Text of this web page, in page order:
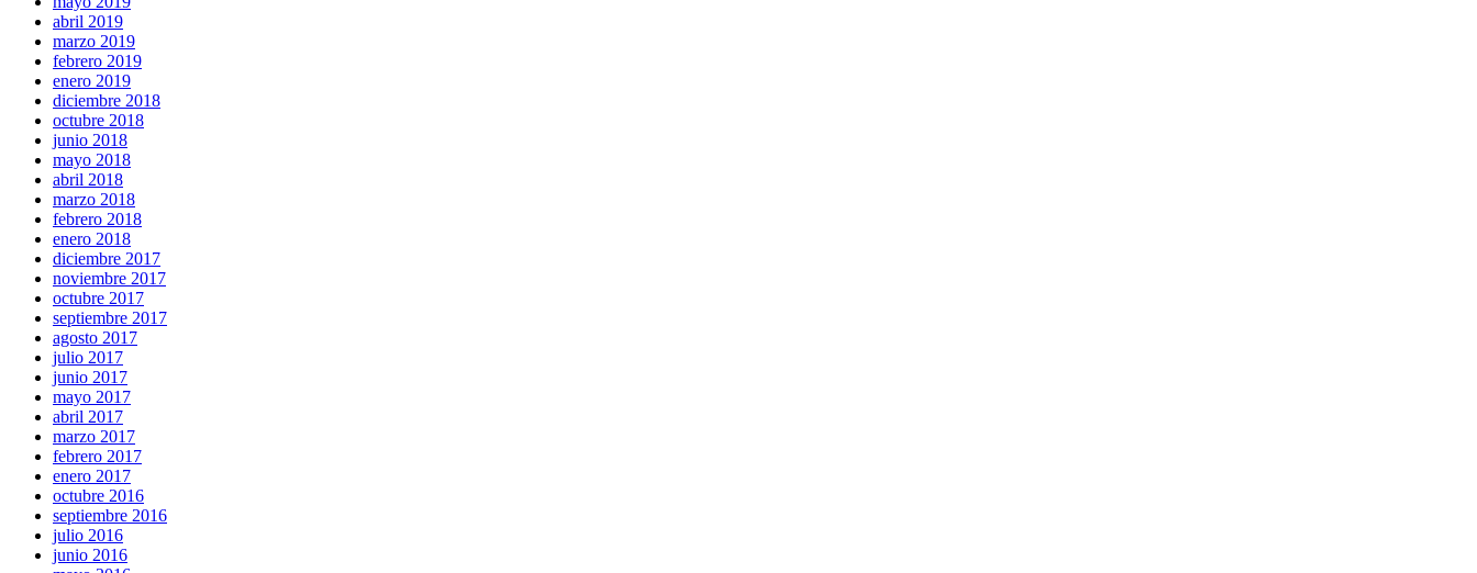
abril 2019
marzo 2019
febrero 2019
enero 2019
diciembre 2018
octubre 2018
junio 2018
mayo 2018
abril 2018
marzo 2018
febrero 2018
enero 2018
diciembre 2017
noviembre 2017
octubre 2017
septiembre 2017
agosto 2017
julio 2017
junio 2017
mayo 2017
abril 2017
marzo 2017
febrero 2017
enero 2017
octubre 2016
septiembre 2016
julio 2016
junio 2016